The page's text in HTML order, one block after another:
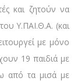
και ζητούν να
Υ.ΠΑΙ.Θ.Α. (και
με μόνο
19 παιδιά με
από τα μισά με